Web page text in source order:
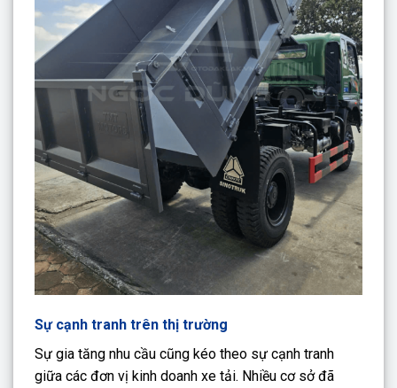
Sự cạnh tranh trên thị trường
Sự gia tăng nhu cầu cũng kéo theo sự cạnh tranh
giữa các đơn vị kinh doanh xe tải. Nhiều cơ sở đã